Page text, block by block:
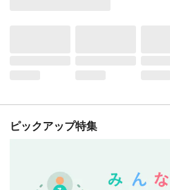
ピックアップ特集